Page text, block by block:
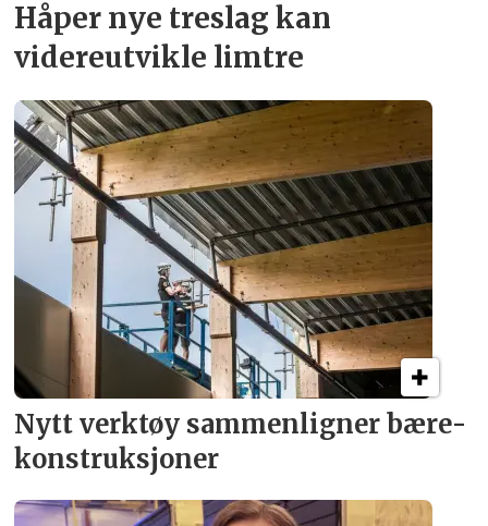
Håper nye treslag kan
videreutvikle limtre
Nytt verktøy sammenligner bære­
konstruksjoner